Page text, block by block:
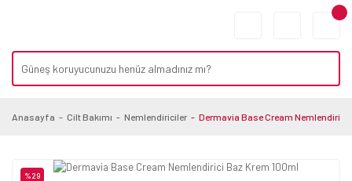
Anasayfa Cilt Bakımı Nemlendiriciler Dermavia Base Cream Nemlendirici
%29